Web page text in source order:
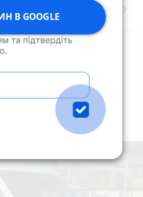
Дивитись ще
В GOOGLE